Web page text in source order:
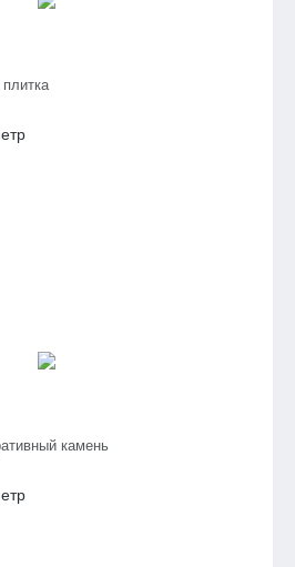
камень